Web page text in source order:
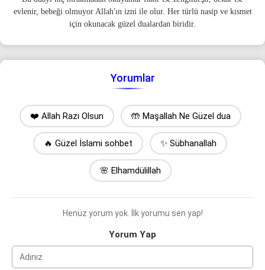
evlenir, bebeği olmuyor Allah'ın izni ile olur. Her türlü nasip ve kısmet
için okunacak güzel dualardan biridir.
Yorumlar
❤️ Allah Razı Olsun 🤲 Maşallah Ne Güzel dua
🔥 Güzel İslami sohbet ✨ Sübhanallah
🌸 Elhamdülillah
Henüz yorum yok. İlk yorumu sen yap!
Yorum Yap